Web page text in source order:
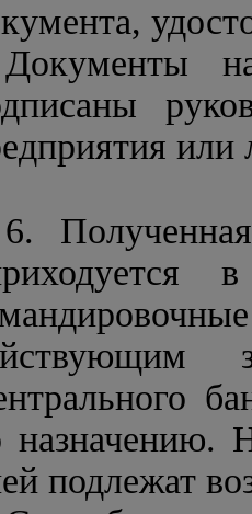
Документы
6.
назначению.
подлежат